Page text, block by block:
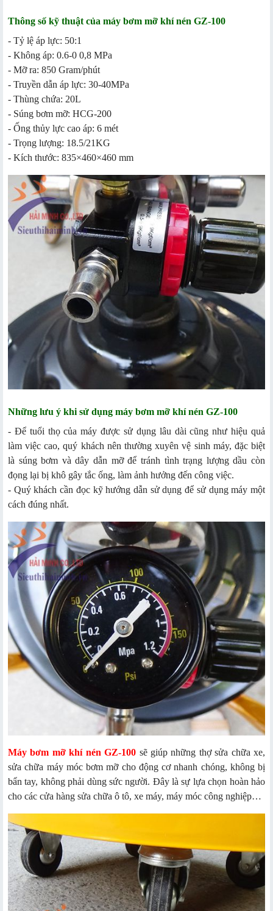
Thông số kỹ thuật của máy bơm mỡ khí nén GZ-100
- Tỷ lệ áp lực: 50:1
- Không áp: 0.6-0 0,8 MPa
- Mỡ ra: 850 Gram/phút
- Truyền dẫn áp lực: 30-40MPa
- Thùng chứa: 20L
- Súng bơm mỡ: HCG-200
- Ống thủy lực cao áp: 6 mét
- Trọng lượng: 18.5/21KG
- Kích thước: 835×460×460 mm
Những lưu ý khi sử dụng máy bơm mỡ khí nén GZ-100
- Để tuổi thọ của máy được sử dụng lâu dài cũng như hiệu quả
làm việc cao, quý khách nên thường xuyên vệ sinh máy, đặc biệt
là súng bơm và dây dẫn mỡ để tránh tình trạng lượng dầu còn
đọng lại bị khô gây tắc ống, làm ảnh hưởng đến công việc.
- Quý khách cần đọc kỹ hướng dẫn sử dụng để sử dụng máy một
cách đúng nhất.
Máy bơm mỡ khí nén GZ-100 sẽ giúp những thợ sửa chữa xe,
sửa chữa máy móc bơm mỡ cho động cơ nhanh chóng, không bị
bẩn tay, không phải dùng sức người. Đây là sự lựa chọn hoàn hảo
cho các cửa hàng sửa chữa ô tô, xe máy, máy móc công nghiệp…